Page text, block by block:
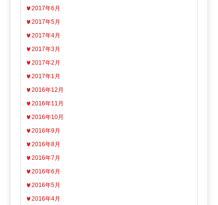
2017年6月
2017年5月
2017年4月
2017年3月
2017年2月
2017年1月
2016年12月
2016年11月
2016年10月
2016年9月
2016年8月
2016年7月
2016年6月
2016年5月
2016年4月